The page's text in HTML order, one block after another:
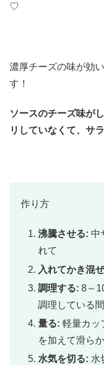
♡
濃厚チーズの味が効
す！
ソースのチーズ味が
リしていなくて、 サ
作り方
沸騰させる: 中
れて
入れてかき混
調理する:8～
調理している
量る:軽量カッ
を加えて滑ら
水気を切る: 水